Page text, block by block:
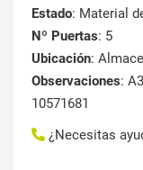
Estado: Material
Nº Puertas: 5
Ubicación:
Observaciones:
10571681
¿Necesitas